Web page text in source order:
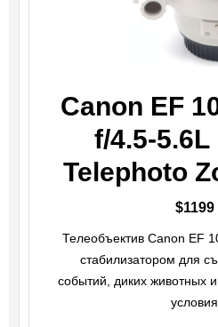
Canon EF
f/4.5-5.6L
Telephoto
$1199
Телеобъектив Canon EF
стабилизатором для
событий, диких животных